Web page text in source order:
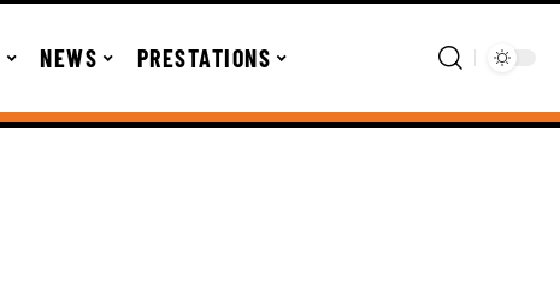
NEWS PRESTATIONS